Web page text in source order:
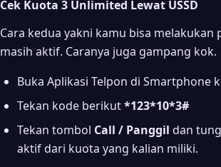
Cek Kuota 3 Unlimited Lewat USSD
Cara kedua yakni kamu bisa
masih aktif. Caranya juga gampang kok.
Buka Aplikasi Telpon di Smartphone
Tekan kode berikut*123*10*3#
Tekan tombol Call / Panggil dan
aktif dari kuota yang kalian miliki.